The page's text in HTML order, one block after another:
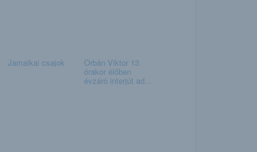
Jamaikai csajok Orbán Viktor 13
órakor élőben
évzáró interjút ad...